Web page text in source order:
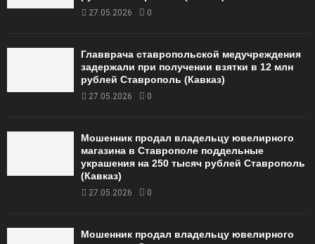
27.05.2026 0
Главврача ставропольской медучреждения
задержали при получении взятки в 12 млн
рублей Ставрополь (Кавказ)
27.05.2026 0
Мошенник продал владельцу ювелирного
магазина в Ставрополе поддельные
украшения на 250 тысяч рублей Ставрополь
(Кавказ)
27.05.2026 0
Мошенник продал владельцу ювелирного